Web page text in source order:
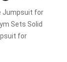
Jumpsuit for
Sets Solid
for